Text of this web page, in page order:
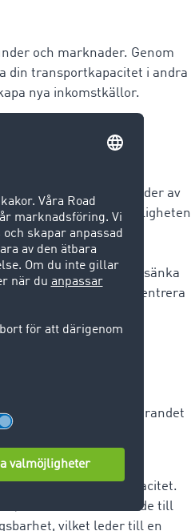
och marknader. Genom
din transportkapacitet i andra
nya inkomstkällor.
tidigare innebar mängder av
resurser genom möjligheten
som
optimera sin
fler uppdrag och sänka
kan koncentrera
sätt.
i urvalet och accepterandet
mellan en mängd
sin kapacitet.
affärer och sin kapacitet.
utan att vara anvisade till
vilket leder till en